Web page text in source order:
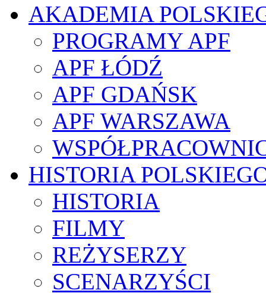
AKADEMIA
PROGRAMY APF
APF ŁÓDŹ
APF GDAŃSK
APF WARSZAWA
HISTORIA
HISTORIA
FILMY
REŻYSERZY
SCENARZYŚCI